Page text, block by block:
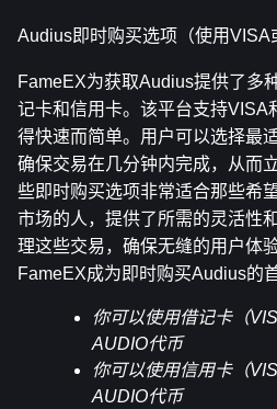
Audius即时购买选项（使用VISA
FameEX为获取Audius提供了多
记卡和信用卡。该平台支持VISA
得快速而简单。用户可以选择最
确保交易在几分钟内完成，从而
些即时购买选项非常适合那些希
市场的人，提供了所需的灵活性
理这些交易，确保无缝的用户体
FameEX成为即时购买Audius的首
你可以使用借记卡（
AUDIO代币
你可以使用信用卡（
AUDIO代币